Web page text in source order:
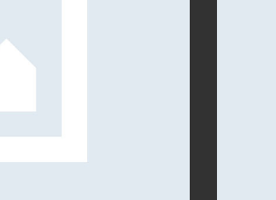
STYLING
CUSTOMERS